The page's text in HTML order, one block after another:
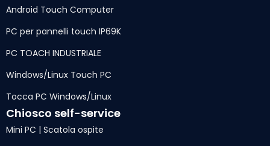
Android Touch Computer
PC per pannelli touch IP69K
PC TOACH INDUSTRIALE
Windows/Linux Touch PC
Tocca PC Windows/Linux
Chiosco self-service
Mini PC | Scatola ospite